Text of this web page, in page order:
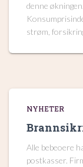
denne
strøm,
NYHETER
Alle bebeoere
postkasser.